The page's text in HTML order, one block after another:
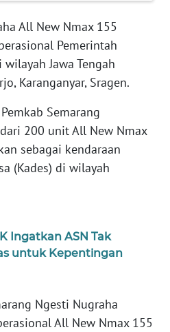
All New Nmax 155
Pemerintah
Jawa Tengah
Karanganyar, Sragen.
Semarang
200 unit All New Nmax
sebagai kendaraan
(Kades) di wilayah
Ingatkan ASN Tak
untuk Kepentingan
Ngesti Nugraha
All New Nmax 155